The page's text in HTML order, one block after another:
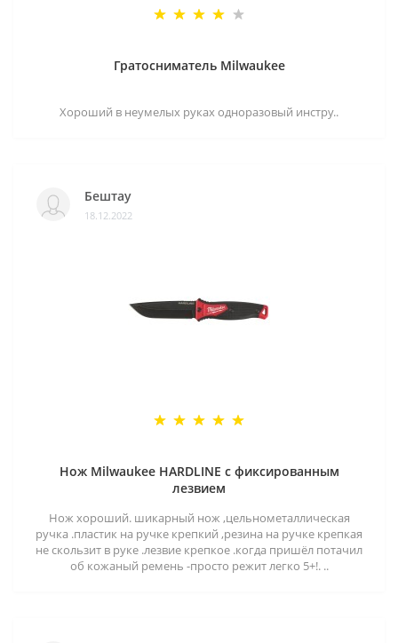
Гратосниматель Milwaukee
Хороший в неумелых руках одноразовый инстру..
Бештау
18.12.2022
Нож Milwaukee HARDLINE с фиксированным
лезвием
Нож хороший. шикарный нож ,цельнометаллическая
ручка .пластик на ручке крепкий ,резина на ручке крепкая
не скользит в руке .лезвие крепкое .когда пришёл потачил
об кожаный ремень -просто режит легко 5+!. ..